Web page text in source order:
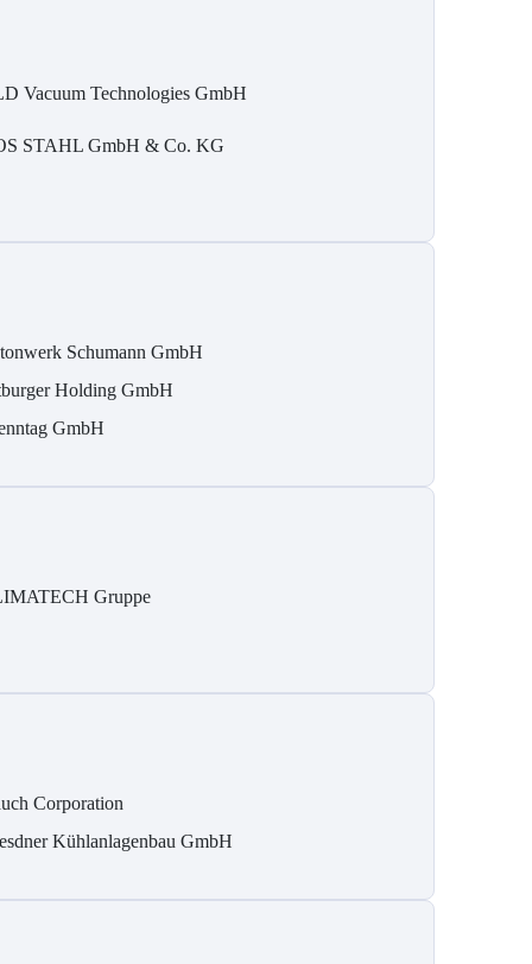
Vacuum Technologies GmbH
STAHL GmbH & Co. KG
Schumann GmbH
Holding GmbH
GmbH
Gruppe
Corporation
Kühlanlagenbau GmbH